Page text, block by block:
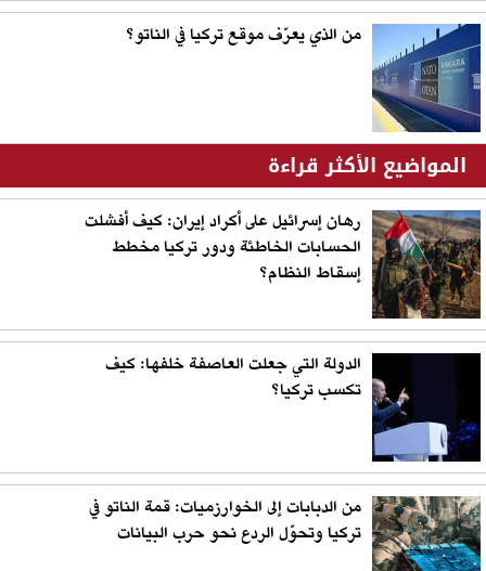
من الذي يعرّف موقع تركيا في الناتو؟
المواضيع الأكثر قراءة
رهان إسرائيل على أكراد إيران: كيف أفشلت
الحسابات الخاطئة ودور تركيا مخطط
إسقاط النظام؟
الدولة التي جعلت العاصفة خلفها: كيف
تكسب تركيا؟
من الدبابات إلى الخوارزميات: قمة الناتو في
تركيا وتحوّل الردع نحو حرب البيانات